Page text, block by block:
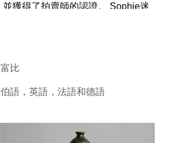
了拍賣師的認證。 Sophie迷
藝術史和技術知識來追尋某個物體
比（Sotheby's）僱用，並在其後專
玻璃，並持續對法國玻璃和陶瓷產生
Catawiki。她很高興在法國市場上
比
語，英語，法語和德語